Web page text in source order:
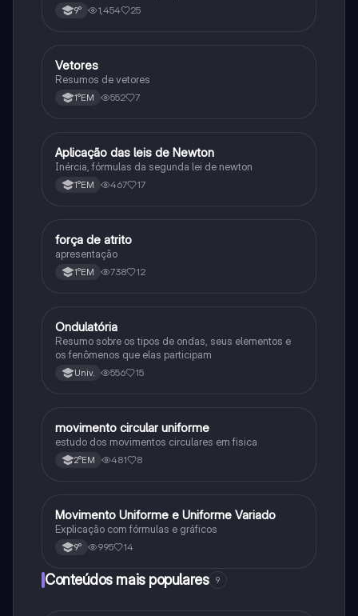
9° 1,454 25
Física
Vetores
Resumos de vetores
1°EM 552 7
Física
Aplicação das leis de Newton
Inércia, fórmulas da segunda lei de newton
1°EM 467 17
Física
força de atrito
apresentação
1°EM 738 12
Física
Ondulatória
Resumo sobre os tipos de ondas, seus elementos e
os fenômenos que elas participam
Univ. 556 15
Física
movimento circular uniforme
estudo dos movimentos circulares em fisica
2°EM 481 8
Física
Movimento Uniforme e Uniforme Variado
Explicação com fórmulas e gráficos
9° 995 14
Conteúdos mais populares 9